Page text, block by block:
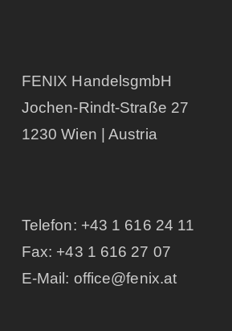
FENIX HandelsgmbH
Jochen-Rindt-Straße 27
1230 Wien | Austria
Telefon: +43 1 616 24 11
Fax: +43 1 616 27 07
E-Mail: office@fenix.at